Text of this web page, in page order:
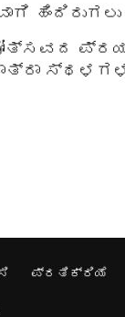
ಹಿಂದಿರುಗಲು
ಪ್ರತಿಕ್ರಿಯೆ